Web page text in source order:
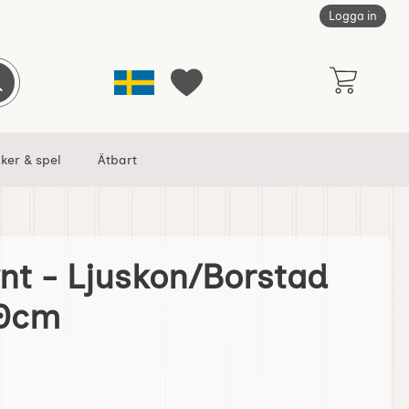
Logga in
Sverige Mina favoriter
sökning
& spel Ätbart
Silver 5x20cm som favorit
- Ljuskon/Borstad
- Ljuskon/Borstad Silver 5x20cm